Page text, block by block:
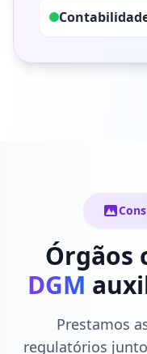
Órgãos
DGM
Prestamos
regulatórios